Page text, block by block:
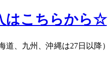
はこちらから☆
道、九州、沖縄は27日以降